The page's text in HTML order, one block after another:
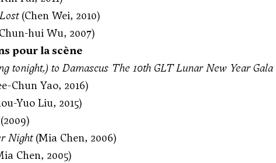
(Chen Wei, 2010)
hui Wu, 2007)
pour la scène
tonight,) to Damascus The 10th GLT Lunar New Year Gala
Chun Yao, 2016)
Yuo Liu, 2015)
(2009)
Night(Mia Chen, 2006)
Chen, 2005)